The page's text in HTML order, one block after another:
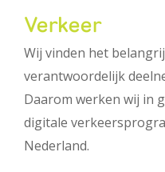
Verkeer
Wij vinden het
verantwoordelijk
Daarom werken wij in
digitale
Nederland.